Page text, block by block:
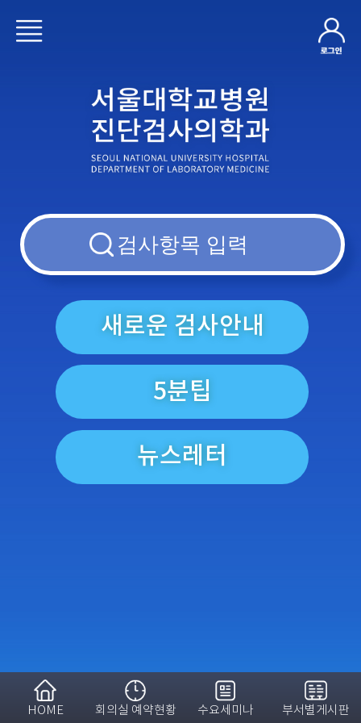
새로운 검사안내
5분팁
뉴스레터
HOME 회의실 예약현황 수요세미나 부서별게시판